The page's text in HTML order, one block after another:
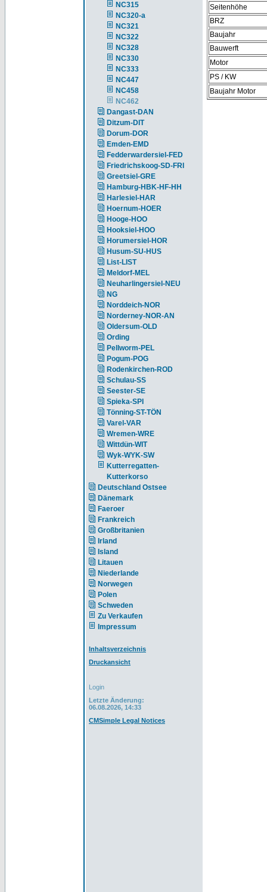
NC315
NC320-a
NC321
NC322
NC328
NC330
NC333
NC447
NC458
NC462
Dangast-DAN
Ditzum-DIT
Dorum-DOR
Emden-EMD
Fedderwardersiel-FED
Friedrichskoog-SD-FRI
Greetsiel-GRE
Hamburg-HBK-HF-HH
Harlesiel-HAR
Hoernum-HOER
Hooge-HOO
Hooksiel-HOO
Horumersiel-HOR
Husum-SU-HUS
List-LIST
Meldorf-MEL
Neuharlingersiel-NEU
NG
Norddeich-NOR
Norderney-NOR-AN
Oldersum-OLD
Ording
Pellworm-PEL
Pogum-POG
Rodenkirchen-ROD
Schulau-SS
Seester-SE
Spieka-SPI
Tönning-ST-TÖN
Varel-VAR
Wremen-WRE
Wittdün-WIT
Wyk-WYK-SW
Kutterregatten-
Kutterkorso
Deutschland Ostsee
Dänemark
Faeroer
Frankreich
Großbritanien
Irland
Island
Litauen
Niederlande
Norwegen
Polen
Schweden
Zu Verkaufen
Impressum
Inhaltsverzeichnis
Druckansicht
Login
Letzte Änderung:
06.08.2026, 14:33
CMSimple Legal Notices
Seitenhöhe
BRZ
Baujahr
Bauwerft
Motor
PS / KW
Baujahr Motor